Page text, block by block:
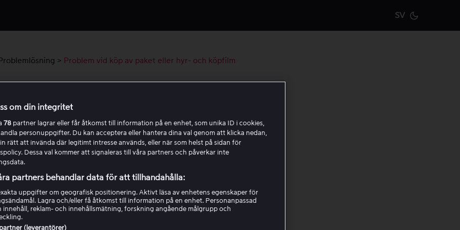
SV
> Problem vid köp av paket eller hyr- och köpfilm
problem med att starta ett paket eller att köpa en hyr- eller
du använda den här felsökningsguiden.
igen på en annan enhet eller i en annan webbläsare.
att kortbetalningen kan gå igenom.
att betalkortet är öppet för internetköp och att det finns
med pengar på kontot.
om din integritet
78 partner lagrar eller får åtkomst till information på en enhet, som unika ID i cookies,
personuppgifter. Du kan acceptera eller hantera dina val genom att klicka nedan,
rätt att invända där legitimt intresse används, eller när som helst på sidan för
Dessa val kommer att signaleras till våra partners och påverkar inte
partners behandlar data för att tillhandahålla:
uppgifter om geografisk positionering. Aktivt läsa av enhetens egenskaper för
Lagra och/eller få åtkomst till information på en enhet. Personanpassad
innehåll, reklam- och innehållsmätning, forskning angående målgrupp och
(leverantörer)